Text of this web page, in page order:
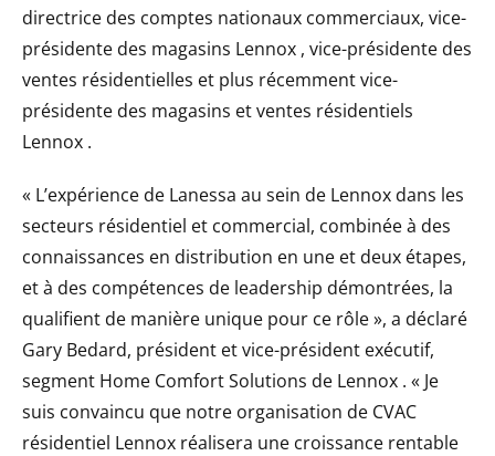
directrice des comptes nationaux commerciaux, vice-
présidente des magasins Lennox , vice-présidente des
ventes résidentielles et plus récemment vice-
présidente des magasins et ventes résidentiels
Lennox .
« L’expérience de Lanessa au sein de Lennox dans les
secteurs résidentiel et commercial, combinée à des
connaissances en distribution en une et deux étapes,
et à des compétences de leadership démontrées, la
qualifient de manière unique pour ce rôle », a déclaré
Gary Bedard, président et vice-président exécutif,
segment Home Comfort Solutions de Lennox . « Je
suis convaincu que notre organisation de CVAC
résidentiel Lennox réalisera une croissance rentable